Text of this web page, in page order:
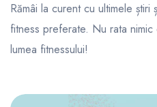
Rămâi la curent cu ultimele
fitness preferate. Nu rata
lumea fitnessului!